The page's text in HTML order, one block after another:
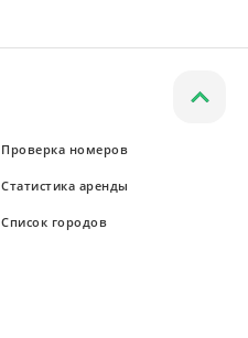
Проверка номеров
Статистика аренды
Список городов